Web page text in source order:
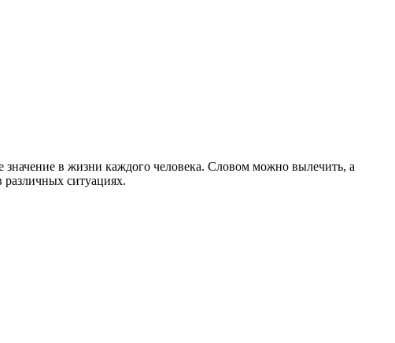
в жизни каждого человека. Словом можно вылечить, а
ситуациях.